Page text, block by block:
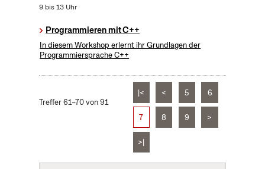
9 bis 13 Uhr
Programmieren mit C++
In diesem Workshop erlernt ihr Grundlagen der
Programmiersprache C++
Treffer 61–70 von 91
|< < 5 6
7 8 9 >
>|